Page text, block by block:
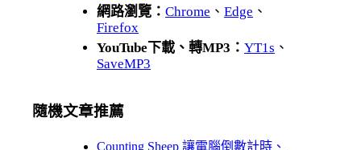
網路瀏覽： Chrome 、 Edge 、
Firefox
YouTube下載、轉MP3： YT1s 、
SaveMP3
隨機文章推薦
Counting Sheep 讓電腦倒數計時、